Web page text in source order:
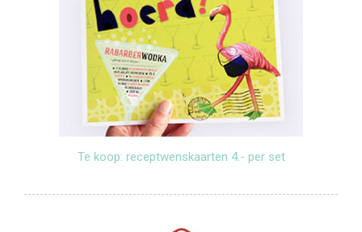
Te koop: receptwenskaarten 4.- per set